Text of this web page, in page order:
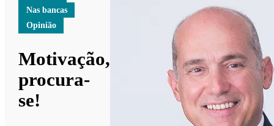
Nas bancas
Opinião
Motivação,
procura-
se!